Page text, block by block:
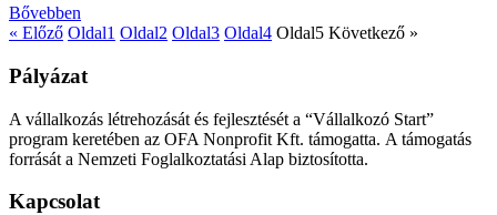
Bővebben
« Előző Oldal1 Oldal2 Oldal3 Oldal4 Oldal5 Következő »
Pályázat
A vállalkozás létrehozását és fejlesztését a “Vállalkozó Start”
program keretében az OFA Nonprofit Kft. támogatta. A támogatás
forrását a Nemzeti Foglalkoztatási Alap biztosította.
Kapcsolat